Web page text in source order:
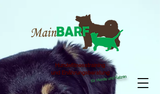
Hundefitnesstraining
und Enährungsberatung
für Hunde und Katzen